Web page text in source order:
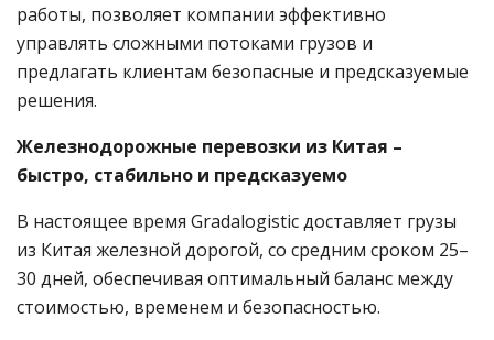
работы, позволяет компании эффективно
управлять сложными потоками грузов и
предлагать клиентам безопасные и предсказуемые
решения.
Железнодорожные перевозки из Китая –
быстро, стабильно и предсказуемо
В настоящее время Gradalogistic доставляет грузы
из Китая железной дорогой, со средним сроком 25–
30 дней, обеспечивая оптимальный баланс между
стоимостью, временем и безопасностью.